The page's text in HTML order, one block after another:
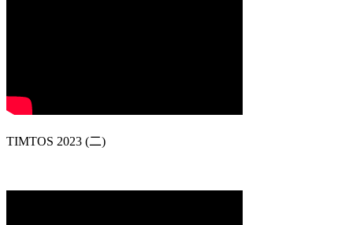
TIMTOS 2023 (二)